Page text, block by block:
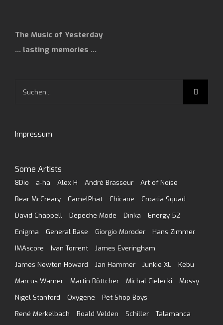
The Music of Yesterday
… lasting memories …
Impressum
Some Artists
8Dio a-ha Alex H André Brasseur
Art of Noise
Bear McCreary
CamelPhat Chicane
Croatia Squad
David Chappell
Depeche Mode Dinka
Energy 52
Enigma
General Base Giorgio Moroder
Hans Zimmer
IMAscore
Ivan Torrent
James Everingham
James Newton Howard
Jan Hammer Junkie XL
Kebu
Marcus Warner
Martin Böttcher Michal Cielecki
Mossy
Nigel Stanford
Oxygene
Pet Shop Boys
René Merkelbach
Roald Velden Schiller
Talamanca